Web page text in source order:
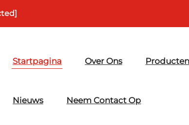
Startpagina Over Ons Producten
Nieuws Neem Contact Op